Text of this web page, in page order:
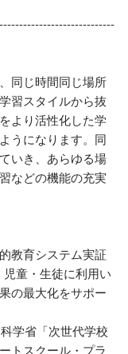
同じ時間同じ場所
習スタイルから抜
より活性化した学
うになります。同
いき、あらゆる場
などの機能の充実
教育システム実証
童・生徒に利用い
の最大化をサポー
学省「次世代学校
トスクール・プラ